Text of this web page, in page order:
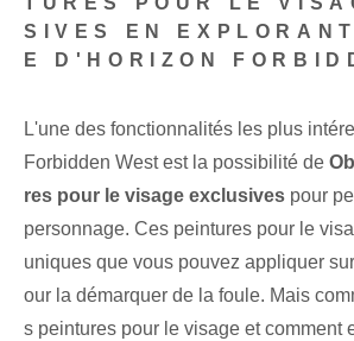
SIVES EN
E D'HORIZON
L'une des fonctionnalités les plus
Forbidden West est la possibilité de
res pour le visage exclusives pour‌
personnage. Ces peintures pour le
uniques que vous pouvez appliquer
our la démarquer de la foule. Mais
s peintures pour le visage et comment